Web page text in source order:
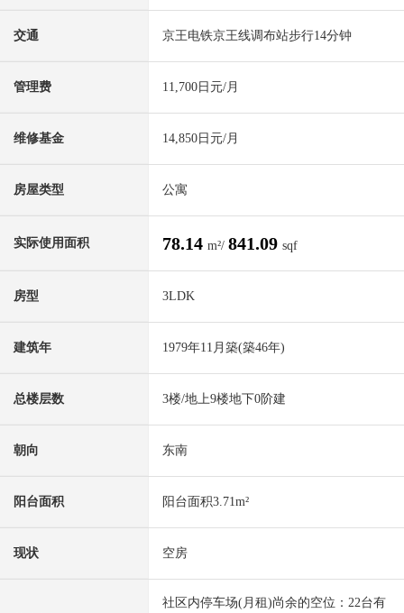
交通 京王电铁京王线调布站步行14分钟
管理费 11,700日元/月
维修基金 14,850日元/月
房屋类型 公寓
实际使用面积 78.14 m²/ 841.09 sqf
房型 3LDK
建筑年 1979年11月築(築46年)
总楼层数 3楼/地上9楼地下0阶建
朝向 东南
阳台面积 阳台面积3.71m²
现状 空房
社区内停车场(月租)尚余的空位：22台有